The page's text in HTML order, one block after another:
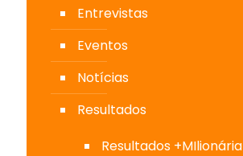
Entrevistas
Eventos
Notícias
Resultados
Resultados +MIlionária